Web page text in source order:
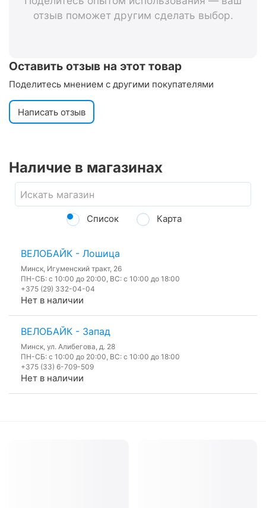
отзыв поможет другим сделать выбор.
Оставить отзыв на этот товар
Поделитесь мнением с другими покупателями
Написать отзыв
Наличие в магазинах
Список Карта
ВЕЛОБАЙК - Лошица
Минск, Игуменский тракт, 26
ПН-СБ: с 10:00 до 20:00, ВС: с 10:00 до 18:00
+375 (29) 332-04-04
Нет в наличии
ВЕЛОБАЙК - Запад
Минск, ул. Алибегова, д. 28
ПН-СБ: с 10:00 до 20:00, ВС: с 10:00 до 18:00
+375 (33) 6-709-509
Нет в наличии